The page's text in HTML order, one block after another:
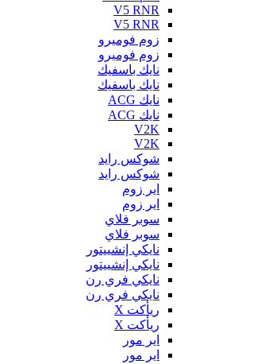
V5 RNR
V5 RNR
زوم فوميرو
زوم فوميرو
نايك باسفيك
نايك باسفيك
نايك ACG
نايك ACG
V2K
V2K
شوكس رايد
شوكس رايد
اير زوم
اير زوم
سوبر فلاي
سوبر فلاي
نايكي إنشييتور
نايكي إنشييتور
نايكي فري رن
نايكي فري رن
ريأكت X
ريأكت X
اير مور
اير مور